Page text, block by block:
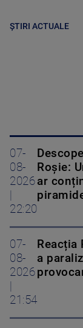
ȘTIRI ACTUALE
07-
08-
2026
22:20
Roșie:
ar
07-
08-
2026
21:54
Reacția
a